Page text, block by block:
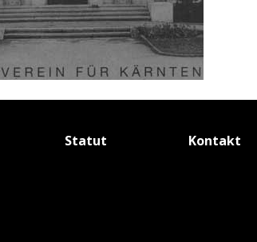
Statut Kontakt